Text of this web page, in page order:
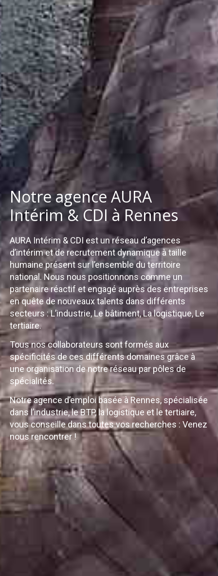
Notre agence AURA
Intérim & CDI à Rennes
AURA Intérim & CDI est un réseau d’agences
d’intérim et de recrutement dynamique à taille
humaine présent sur l’ensemble du territoire
national. Nous nous positionnons comme un
partenaire réactif et engagé auprès des entreprises
en quête de nouveaux talents dans différents
secteurs : L’industrie, Le bâtiment, La logistique, Le
tertiaire.
Tous nos collaborateurs sont formés aux
spécificités de ces différents domaines grâce à
une organisation de notre réseau par pôles de
spécialités.
Notre agence d’emploi basée à Rennes, spécialisée
dans l’industrie, le BTP, la logistique et le tertiaire,
vous conseille dans toutes vos recherches : Venez
nous rencontrer !